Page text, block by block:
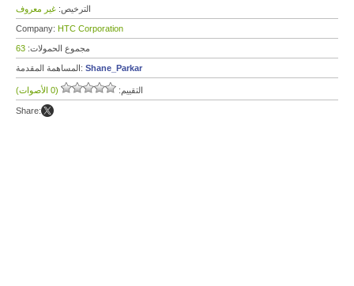
الترخيص: غير معروف
Company: HTC Corporation
مجموع الحمولات: 63
المساهمة المقدمة: Shane_Parkar
التقييم: (0 الأصوات)
Share: